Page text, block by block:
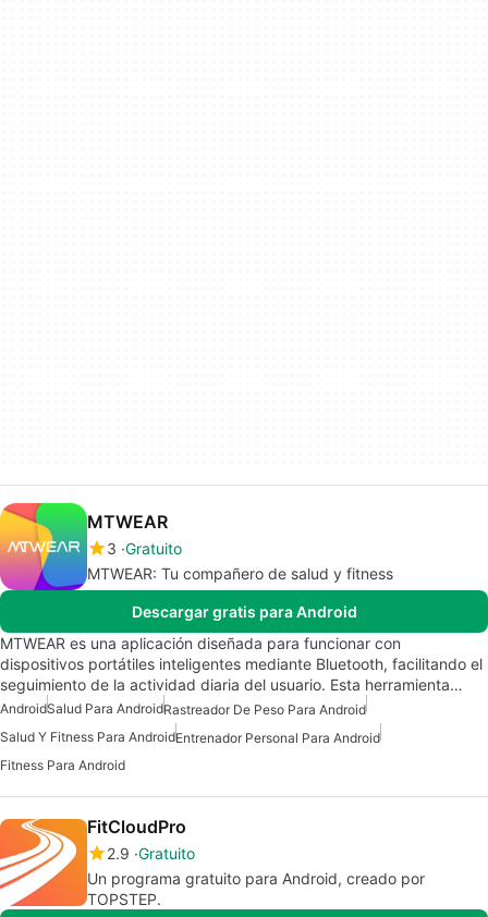
MTWEAR
3 Gratuito
MTWEAR: Tu compañero de salud y fitness
Descargar gratis para Android
MTWEAR es una aplicación diseñada para funcionar con
dispositivos portátiles inteligentes mediante Bluetooth, facilitando el
seguimiento de la actividad diaria del usuario. Esta herramienta…
AndroidSalud Para AndroidRastreador De Peso Para Android
Salud Y Fitness Para AndroidEntrenador Personal Para Android
Fitness Para Android
FitCloudPro
2.9 Gratuito
Un programa gratuito para Android, creado por
TOPSTEP.